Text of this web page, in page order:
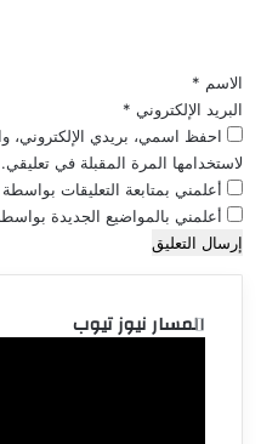
الاسم *
البريد الإلكتروني *
احفظ اسمي، بريدي الإلكتروني،
لاستخدامها المرة المقبلة في تعليقي.
أعلمني بمتابعة التعليقات بواسطة
أعلمني بالمواضيع الجديدة
المسار نيوز تيوب